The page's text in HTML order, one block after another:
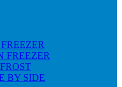
FREEZER
BY SIDE